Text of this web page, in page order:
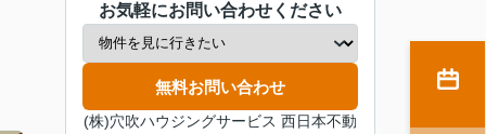
お気軽にお問い合わせください
無料お問い合わせ
(株)穴吹ハウジングサービス 西日本不動